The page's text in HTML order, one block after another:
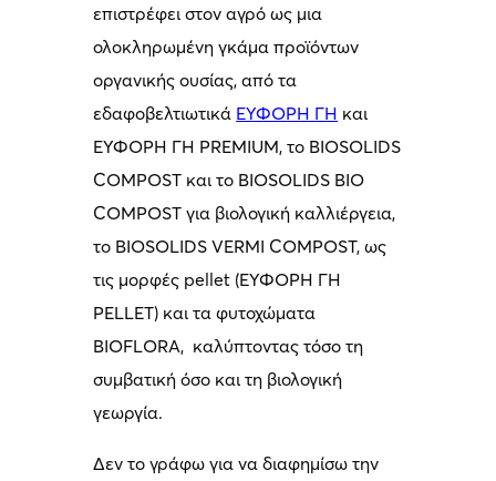
επιστρέφει στον αγρό ως μια
ολοκληρωμένη γκάμα προϊόντων
οργανικής ουσίας, από τα
εδαφοβελτιωτικά ΕΥΦΟΡΗ ΓΗ και
ΕΥΦΟΡΗ ΓΗ PREMIUM, το BIOSOLIDS
COMPOST και το BIOSOLIDS BIO
COMPOST για βιολογική καλλιέργεια,
το BIOSOLIDS VERMI COMPOST, ως
τις μορφές pellet (ΕΥΦΟΡΗ ΓΗ
PELLET) και τα φυτοχώματα
BIOFLORA, καλύπτοντας τόσο τη
συμβατική όσο και τη βιολογική
γεωργία.
Δεν το γράφω για να διαφημίσω την